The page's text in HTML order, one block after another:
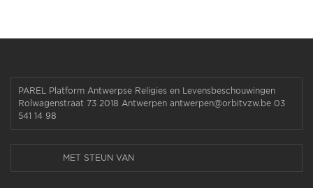
PAREL Platform Antwerpse Religies en Levensbeschouwingen
Rolwagenstraat 73 2018 Antwerpen antwerpen@orbitvzw.be 03
541 14 98
MET STEUN VAN